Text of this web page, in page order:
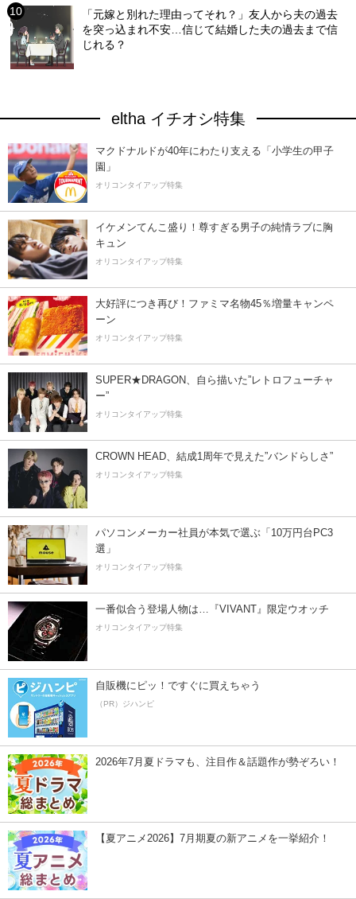
「元嫁と別れた理由ってそれ？」友人から夫の過去
を突っ込まれ不安…信じて結婚した夫の過去まで信
じれる？
eltha イチオシ特集
マクドナルドが40年にわたり支える「小学生の甲子
園」
オリコンタイアップ特集
イケメンてんこ盛り！尊すぎる男子の純情ラブに胸
キュン
オリコンタイアップ特集
大好評につき再び！ファミマ名物45％増量キャンペ
ーン
オリコンタイアップ特集
SUPER★DRAGON、自ら描いた”レトロフューチャ
ー”
オリコンタイアップ特集
CROWN HEAD、結成1周年で見えた”バンドらしさ”
オリコンタイアップ特集
パソコンメーカー社員が本気で選ぶ「10万円台PC3
選」
オリコンタイアップ特集
一番似合う登場人物は…『VIVANT』限定ウオッチ
オリコンタイアップ特集
自販機にピッ！ですぐに買えちゃう
（PR）ジハンピ
2026年7月夏ドラマも、注目作＆話題作が勢ぞろい！
【夏アニメ2026】7月期夏の新アニメを一挙紹介！